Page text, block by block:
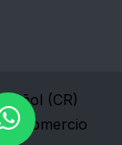
(CR)
Comercio